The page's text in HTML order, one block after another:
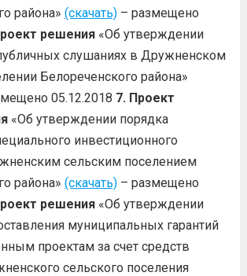
района» (скачать)– размещено
решения«Об утверждении
слушаниях в Дружненском
Белореченского района»
05.12.2018 7. Проект
«Об утверждении порядка
инвестиционного
сельским поселением
района» (скачать)– размещено
решения«Об утверждении
муниципальных гарантий
проектам за счет средств
сельского поселения